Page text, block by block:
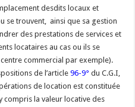
desdits locaux et
se trouvent, ainsi que sa gestion
des prestations de services et
locataires au cas ou ils se
commercial par exemple).
de l’article96-9°du C.G.I,
de location est constituée
compris la valeur locative des